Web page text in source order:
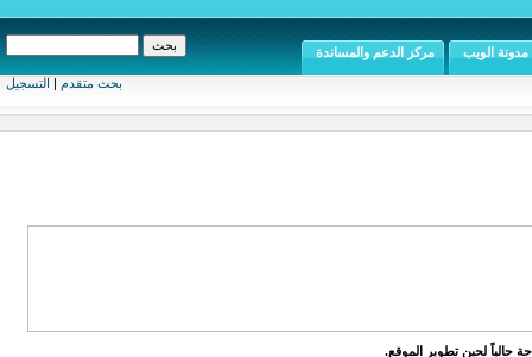
بحث متقدم | التسجيل
مدونة الويب مركز الدعم والمساندة
حالياً لحين تطوير الموقع.